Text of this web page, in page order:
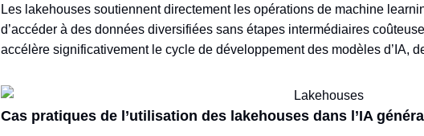
Les lakehouses soutiennent directement les opérations de machine
d’accéder à des données diversifiées sans étapes intermédiaires
accélère significativement le cycle de développement des modèles d’IA,
Cas pratiques de l’utilisation des lakehouses dans l’IA